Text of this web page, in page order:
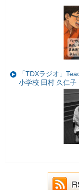
「TDXラジオ」
小学校 田村 久仁子